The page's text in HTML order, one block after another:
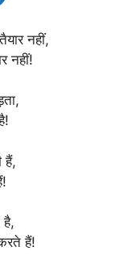
नहीं,
नहीं!
हैं,
है,
हैं!